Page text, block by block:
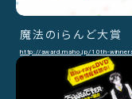
魔法のiらんど大賞
http://award.maho.jp/10th-